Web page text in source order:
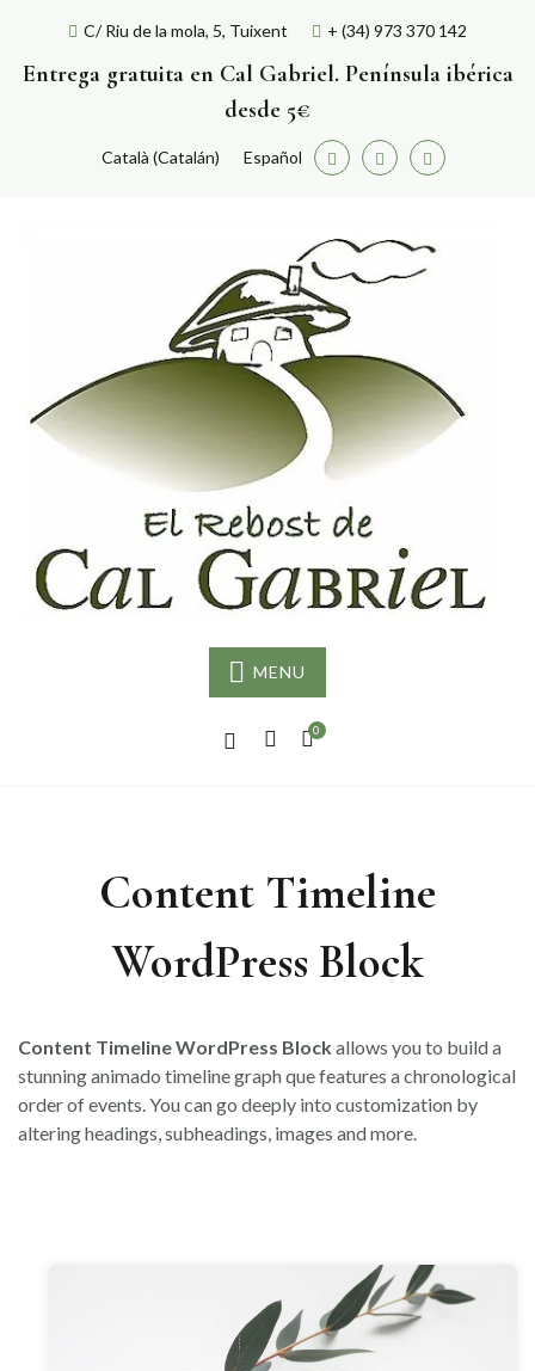
content
C/ Riu de la mola, 5, Tuixent + (34) 973 370 142
Entrega gratuita en Cal Gabriel. Península ibérica
desde 5€
Català (Catalán) Español FacebookTwitter Youtube
MENU
0
Content Timeline
WordPress Block
Content Timeline WordPress Blockallows you to build a
stunning animado timeline graph que features a chronological
order of events. You can go deeply into customization by
altering headings, subheadings, images and more.